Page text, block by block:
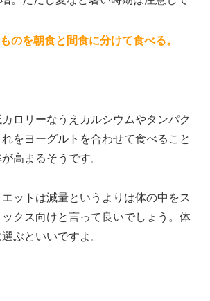
のを朝食と間食に分けて食べる。
ロリーなうえカルシウムやタンパク
をヨーグルトを合わせて食べること
高まるそうです。
ットは減量というよりは体の中をス
クス向けと言って良いでしょう。体
ぶといいですよ。